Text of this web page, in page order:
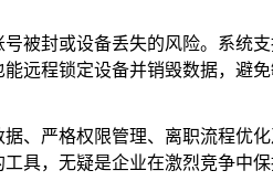
被封或设备丢失的风险。系统
远程锁定设备并销毁数据，避免
、严格权限管理、离职流程优
具，无疑是企业在激烈竞争中保